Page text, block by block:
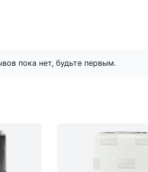
пока нет, будьте первым.